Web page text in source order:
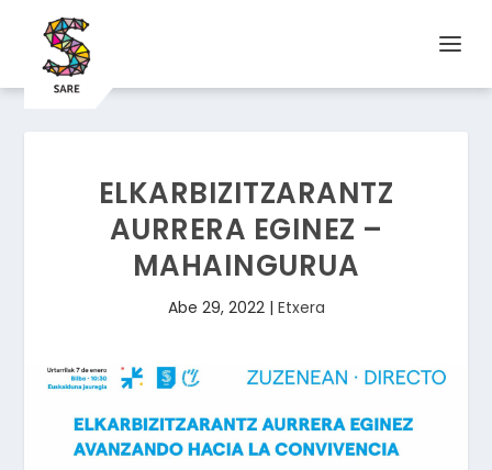
ELKARBIZITZARANTZ
AURRERA EGINEZ –
MAHAINGURUA
Abe 29, 2022| Etxera